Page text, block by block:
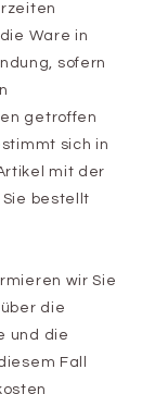
Ware in
sofern
getroffen
sich in
mit der
bestellt
wir Sie
die
und die
Fall